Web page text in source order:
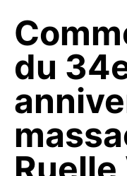
du